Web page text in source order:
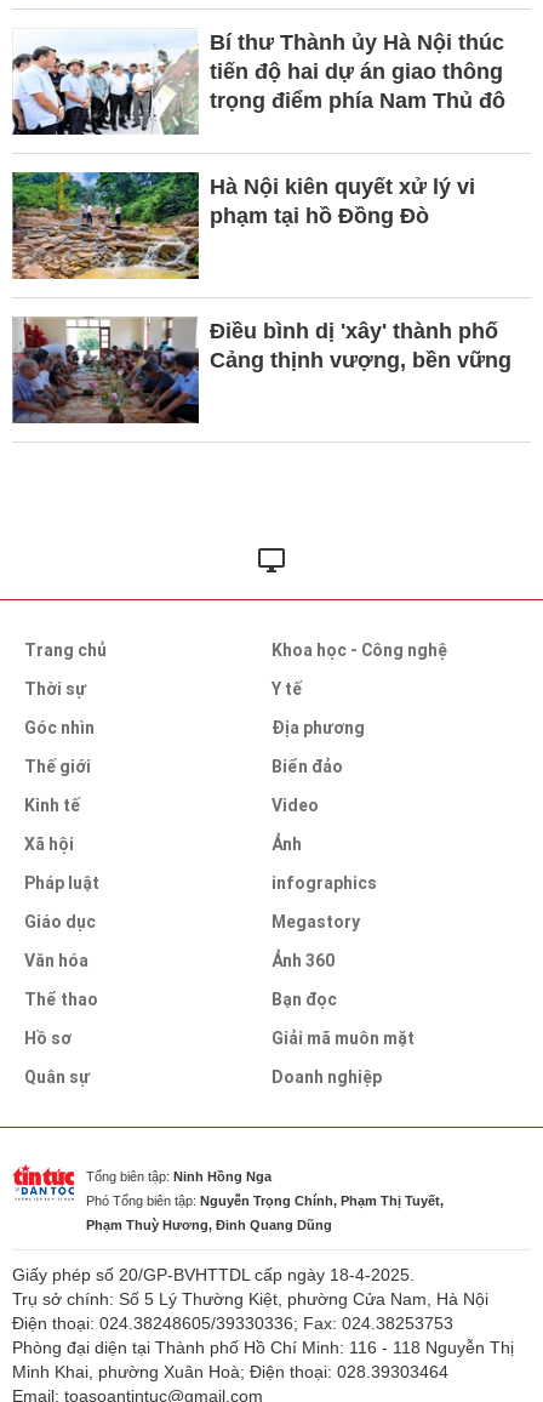
Bí thư Thành ủy Hà Nội thúc
tiến độ hai dự án giao thông
trọng điểm phía Nam Thủ đô
Hà Nội kiên quyết xử lý vi
phạm tại hồ Đồng Đò
Điều bình dị 'xây' thành phố
Cảng thịnh vượng, bền vững
Trang chủ
Thời sự
Góc nhìn
Thế giới
Kinh tế
Xã hội
Pháp luật
Giáo dục
Văn hóa
Thể thao
Hồ sơ
Quân sự
Khoa học - Công nghệ
Y tế
Địa phương
Biển đảo
Video
Ảnh
infographics
Megastory
Ảnh 360
Bạn đọc
Giải mã muôn mặt
Doanh nghiệp
Tổng biên tập: Ninh Hồng Nga
Phó Tổng biên tập: Nguyễn Trọng Chính, Phạm Thị Tuyết,
Phạm Thuỳ Hương, Đinh Quang Dũng
Giấy phép số 20/GP-BVHTTDL cấp ngày 18-4-2025.
Trụ sở chính: Số 5 Lý Thường Kiệt, phường Cửa Nam, Hà Nội
Điện thoại: 024.38248605/39330336; Fax: 024.38253753
Phòng đại diện tại Thành phố Hồ Chí Minh: 116 - 118 Nguyễn Thị
Minh Khai, phường Xuân Hoà; Điện thoại: 028.39303464
Email: toasoantintuc@gmail.com